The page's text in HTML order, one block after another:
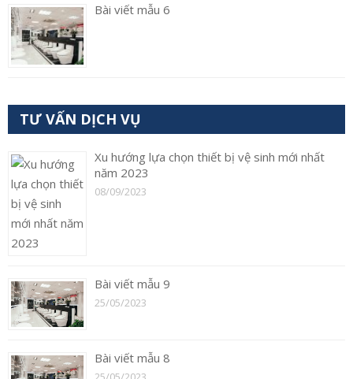
Bài viết mẫu 6
TƯ VẤN DỊCH VỤ
Xu hướng lựa chọn thiết bị vệ sinh mới nhất
năm 2023
08/09/2023
Bài viết mẫu 9
25/05/2023
Bài viết mẫu 8